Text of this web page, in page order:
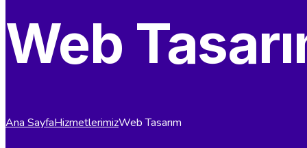
Web
Ana SayfaHizmetlerimizWeb Tasarım